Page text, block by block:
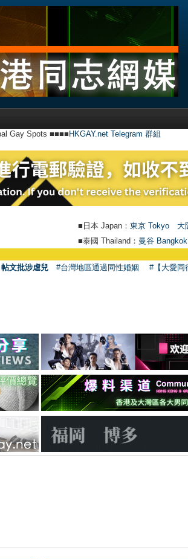
Gay Spots ■■■■ HKGAY.net Telegram 群組
■日本 Japan： 東京 Tokyo 大
■泰國 Thailand： 曼谷 Bangkok
文批涉虐兒 #台灣地區通過同性婚姻 #【大愛同